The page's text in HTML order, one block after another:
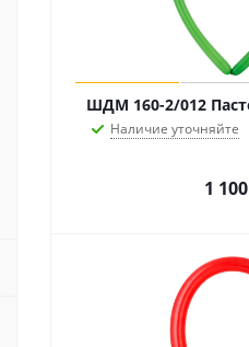
ШДМ 160-2/012
Наличие уточняйте
1 100